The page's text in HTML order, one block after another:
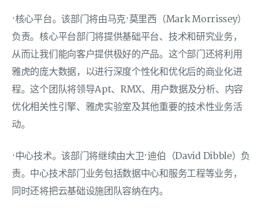
·核心平台。该部门将由马克·莫里西（Mark Morrissey）
负责。核心平台部门将提供基础平台、技术和研究业务，
从而让我们能向客户提供极好的产品。这个部门还将利用
雅虎的庞大数据，以进行深度个性化和优化后的商业化进
程。这个团队将领导Apt、RMX、用户数据及分析、内容
优化相关性引擎、雅虎实验室及其他重要的技术性业务活
动。
·中心技术。该部门将继续由大卫·迪伯（David Dibble）负
责。中心技术部门业务包括数据中心和服务工程等业务，
同时还将把云基础设施团队容纳在内。